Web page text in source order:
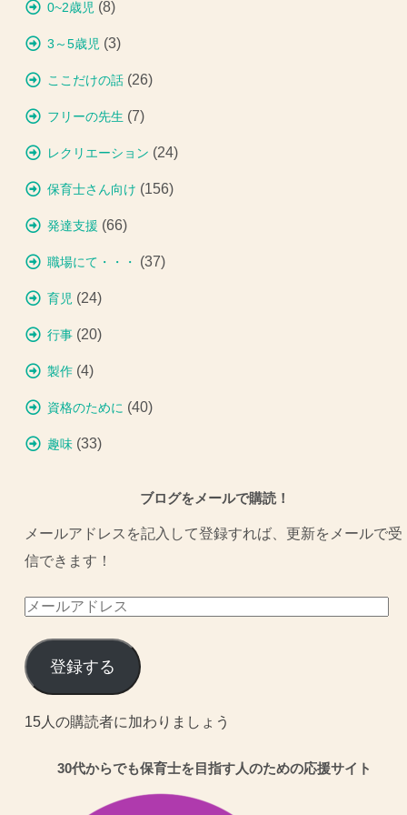
0~2歳児 (8)
3～5歳児 (3)
ここだけの話 (26)
フリーの先生 (7)
レクリエーション (24)
保育士さん向け (156)
発達支援 (66)
職場にて・・・ (37)
育児 (24)
行事 (20)
製作 (4)
資格のために (40)
趣味 (33)
ブログをメールで購読！
メールアドレスを記入して登録すれば、更新をメールで受
信できます！
メ
ル
ア
ド
登録する
15人の購読者に加わりましょう
30代からでも保育士を目指す人のための応援サイト